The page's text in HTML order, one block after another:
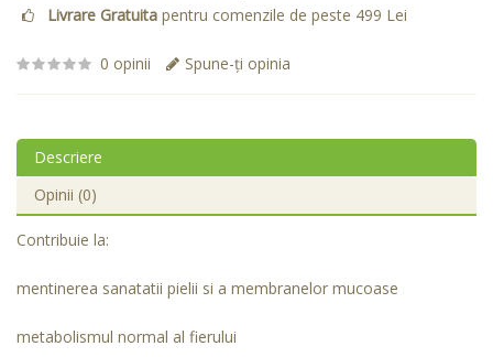
Livrare Gratuita pentru comenzile de peste 499 Lei
0 opinii Spune-ţi opinia
Descriere
Opinii (0)
Contribuie la:
mentinerea sanatatii pielii si a membranelor mucoase
metabolismul normal al fierului